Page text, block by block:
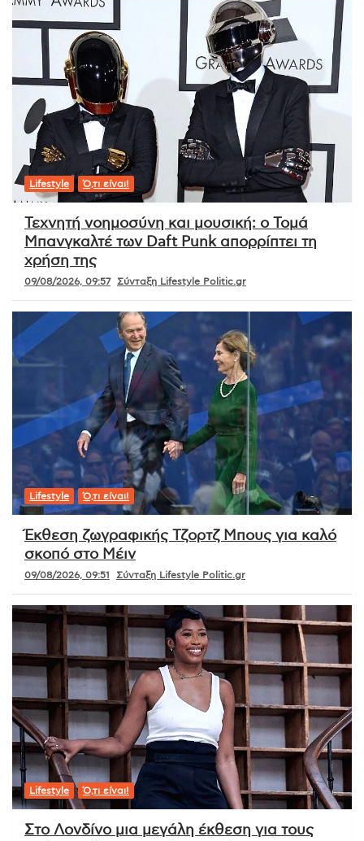
Lifestyle Ό,τι είναι!
Τεχνητή νοημοσύνη και μουσική: ο Τομά
Μπανγκαλτέ των Daft Punk απορρίπτει τη
χρήση της
09/08/2026, 09:57 Σύνταξη Lifestyle Politic.gr
Lifestyle Ό,τι είναι!
Έκθεση ζωγραφικής Τζορτζ Μπους για καλό
σκοπό στο Μέιν
09/08/2026, 09:51 Σύνταξη Lifestyle Politic.gr
Lifestyle Ό,τι είναι!
Στο Λονδίνο μια μεγάλη έκθεση για τους